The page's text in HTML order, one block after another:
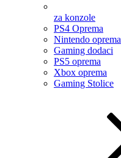
za konzole
PS4 Oprema
Nintendo oprema
Gaming dodaci
PS5 oprema
Xbox oprema
Gaming Stolice